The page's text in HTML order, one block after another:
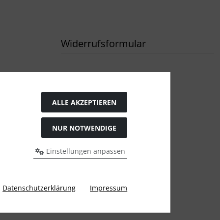
Widerrufsformular
Preis bei Tushita PaperArt GmbH.
ALLE AKZEPTIEREN
NUR NOTWENDIGE
Einstellungen anpassen
Datenschutzerklärung Impressum